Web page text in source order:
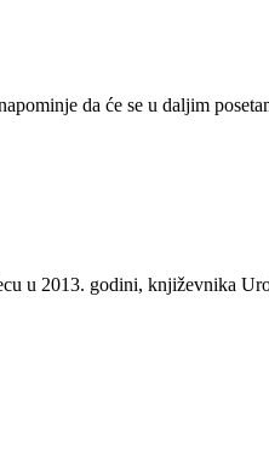
da će se u daljim
u 2013. godini, književnika